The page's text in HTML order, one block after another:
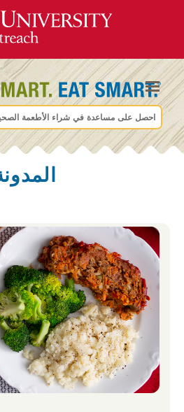
احصل على مساعدة في شراء الأطعمة